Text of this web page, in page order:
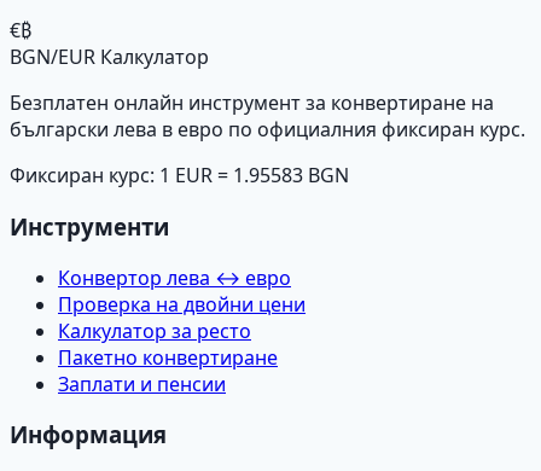
€₿
BGN/EUR Калкулатор
Безплатен онлайн инструмент за конвертиране на
български лева в евро по официалния фиксиран курс.
Фиксиран курс: 1 EUR = 1.95583 BGN
Инструменти
Конвертор лева ↔ евро
Проверка на двойни цени
Калкулатор за ресто
Пакетно конвертиране
Заплати и пенсии
Информация